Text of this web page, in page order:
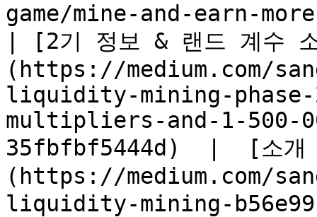
game/mine-and-earn-
| [2기 정보 & 랜드 계수
(https://medium.com/
liquidity-mining-
multipliers-and-1-500-
35fbfbf5444d)  |  [소개
(https://medium.com/
liquidity-mining-